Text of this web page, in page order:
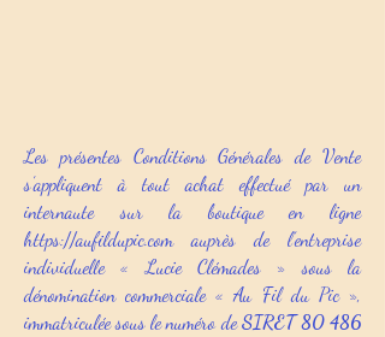
Les présentes Conditions Générales de Vente
s’appliquent à tout achat effectué par un
internaute sur la boutique en ligne
https://aufildupic.comauprès de l’entreprise
individuelle « Lucie Clémades » sous la
dénomination commerciale « Au Fil du Pic »,
immatriculée sous le numéro deSIRET80 486